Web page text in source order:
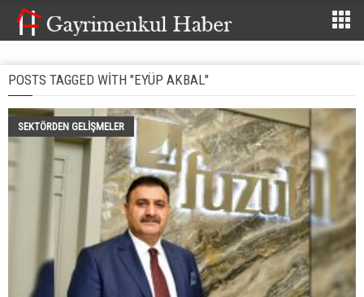
POSTS TAGGED WITH "EYÜP AKBAL"
SEKTÖRDEN GELIŞMELER